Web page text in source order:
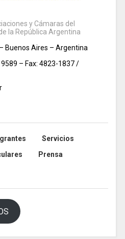
y Cámaras del
la República Argentina
Buenos Aires – Argentina
– Fax: 4823-1837 /
Servicios
Prensa